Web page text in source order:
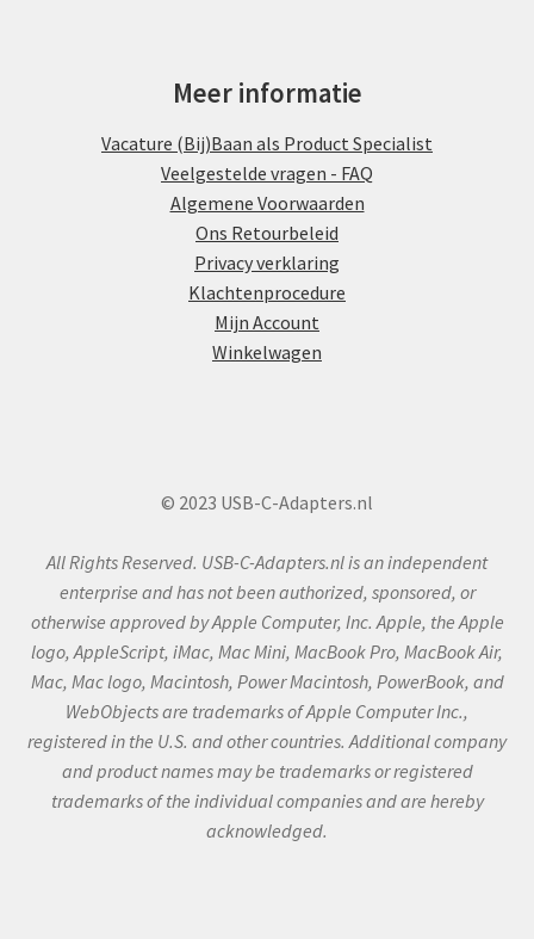
Meer informatie
Vacature (Bij)Baan als Product Specialist
Veelgestelde vragen - FAQ
Algemene Voorwaarden
Ons Retourbeleid
Privacy verklaring
Klachtenprocedure
Mijn Account
Winkelwagen
© 2023 USB-C-Adapters.nl
All Rights Reserved. USB-C-Adapters.nl is an independent
enterprise and has not been authorized, sponsored, or
otherwise approved by Apple Computer, Inc. Apple, the Apple
logo, AppleScript, iMac, Mac Mini, MacBook Pro, MacBook Air,
Mac, Mac logo, Macintosh, Power Macintosh, PowerBook, and
WebObjects are trademarks of Apple Computer Inc.,
registered in the U.S. and other countries. Additional company
and product names may be trademarks or registered
trademarks of the individual companies and are hereby
acknowledged.